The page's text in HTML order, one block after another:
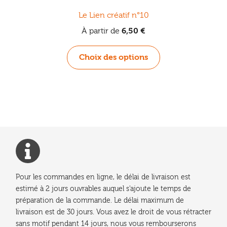
Le Lien créatif n°10
À partir de 6,50 €
Choix des options
Ce
produit
sur
la
page
du
Pour les commandes en ligne, le délai de livraison est
estimé à 2 jours ouvrables auquel s'ajoute le temps de
préparation de la commande. Le délai maximum de
livraison est de 30 jours. Vous avez le droit de vous rétracter
sans motif pendant 14 jours, nous vous rembourserons